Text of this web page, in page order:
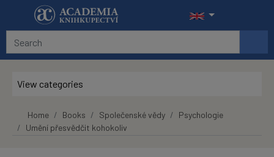
Skip to main content
View categories
Home Books Společenské vědy
Psychologie
Umění přesvědčit kohokoliv